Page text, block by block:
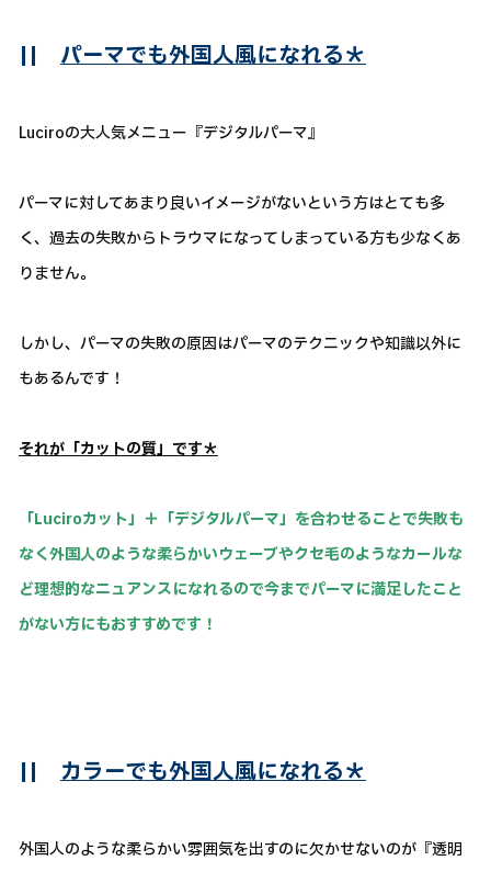
|| パーマでも外国人風になれる＊
Luciroの大人気メニュー『デジタルパーマ』
パーマに対してあまり良いイメージがないという方はとても多
く、過去の失敗からトラウマになってしまっている方も少なくあ
りません。
しかし、パーマの失敗の原因はパーマのテクニックや知識以外に
もあるんです！
それが「カットの質」です＊
「Luciroカット」＋「デジタルパーマ」を合わせることで失敗も
なく外国人のような柔らかいウェーブやクセ毛のようなカールな
ど理想的なニュアンスになれるので今までパーマに満足したこと
がない方にもおすすめです！
|| カラーでも外国人風になれる＊
外国人のような柔らかい雰囲気を出すのに欠かせないのが『透明